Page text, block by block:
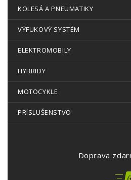
KOLESÁ A PNEUMATIKY
VÝFUKOVÝ SYSTÉM
ELEKTROMOBILY
HYBRIDY
MOTOCYKLE
PRÍSLUŠENSTVO
Doprava